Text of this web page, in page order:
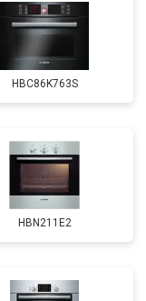
HBC86K763S
HBN211E2